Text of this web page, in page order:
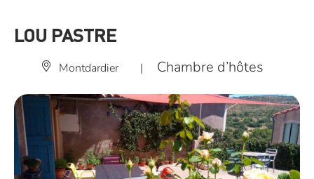
LOU PASTRE
Montdardier | Chambre d’hôtes